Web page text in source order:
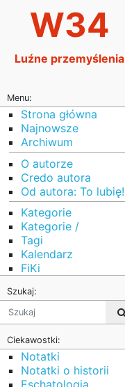
W34
Luźne przemyślenia
Menu:
Strona główna
Najnowsze
Archiwum
O autorze
Credo autora
Od autora: To lubię!
Kategorie
Kategorie /
Tagi
Kalendarz
FiKi
Szukaj:
Ciekawostki:
Notatki
Notatki o historii